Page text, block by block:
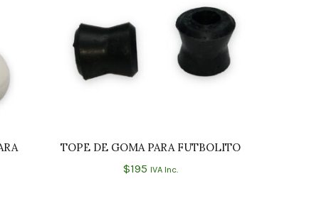
AÑADIR AL CARRITO
TOPE DE GOMA PARA FUTBOLITO
$195 IVA Inc.